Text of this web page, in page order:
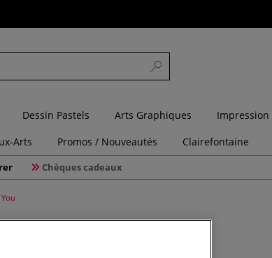
Dessin Pastels Arts Graphiques Impression
Arts Promos / Nouveautés Clairefontaine
Chèques cadeaux